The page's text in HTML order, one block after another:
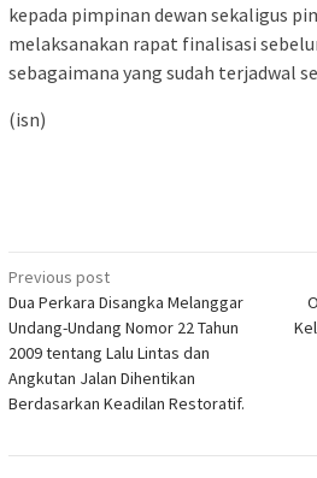
kepada pimpinan dewan sekaligus
melaksanakan rapat finalisasi
sebagaimana yang sudah terjadwal
(isn)
Post
navigation
Previous post
Dua Perkara Disangka Melanggar
Undang-Undang Nomor 22 Tahun
2009 tentang Lalu Lintas dan
Angkutan Jalan Dihentikan
Berdasarkan Keadilan Restoratif.